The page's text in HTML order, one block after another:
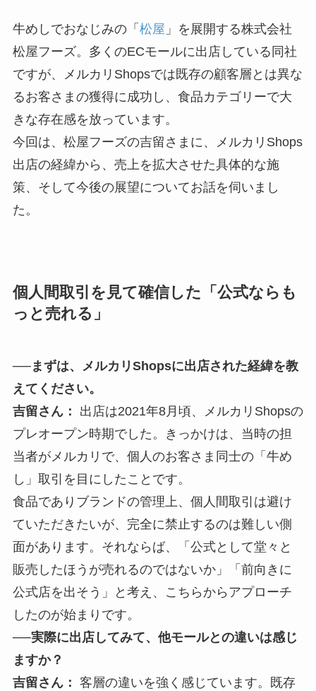
牛めしでおなじみの「 松屋 」を展開する株式会社
松屋フーズ。多くのECモールに出店している同社
ですが、メルカリShopsでは既存の顧客層とは異な
るお客さまの獲得に成功し、食品カテゴリーで大
きな存在感を放っています。
今回は、松屋フーズの吉留さまに、メルカリShops
出店の経緯から、売上を拡大させた具体的な施
策、そして今後の展望についてお話を伺いまし
た。
個人間取引を見て確信した「公式ならも
っと売れる」
──まずは、メルカリShopsに出店された経緯を教
えてください。
吉留さん：
出店は2021年8月頃、メルカリShopsの
プレオープン時期でした。きっかけは、当時の担
当者がメルカリで、個人のお客さま同士の「牛め
し」取引を目にしたことです。
食品でありブランドの管理上、個人間取引は避け
ていただきたいが、完全に禁止するのは難しい側
面があります。それならば、「公式として堂々と
販売したほうが売れるのではないか」「前向きに
公式店を出そう」と考え、こちらからアプローチ
したのが始まりです。
──実際に出店してみて、他モールとの違いは感じ
ますか？
吉留さん： 客層の違いを強く感じています。既存